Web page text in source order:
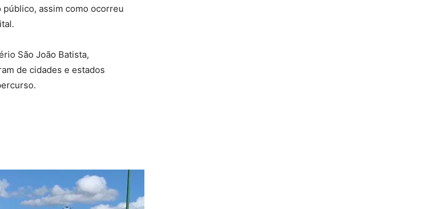
assim como ocorreu
São João Batista,
de cidades e estados